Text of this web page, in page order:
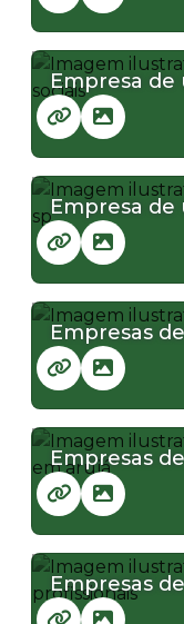
Empresa de
Empresa
Empresas
Empresas
Empresas